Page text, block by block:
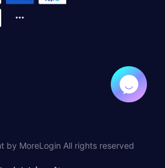
MoreLogin All rights reserved